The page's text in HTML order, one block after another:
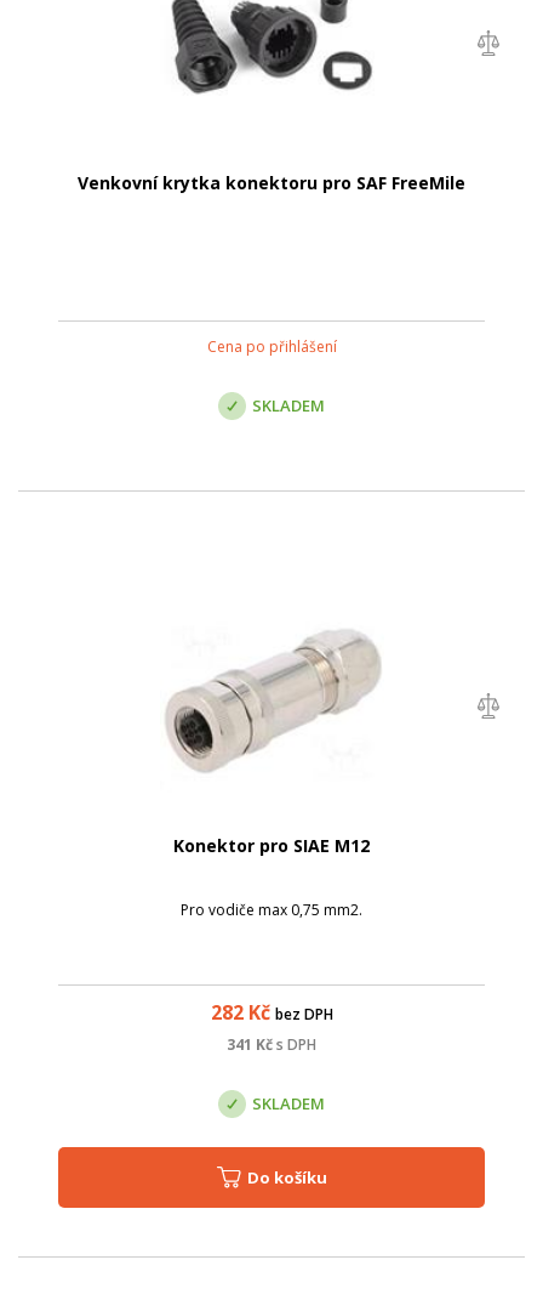
Venkovní krytka konektoru pro SAF FreeMile
Cena po přihlášení
SKLADEM
Konektor pro SIAE M12
Pro vodiče max 0,75 mm2.
282Kč bez DPH
341 Kčs DPH
SKLADEM
Do košíku